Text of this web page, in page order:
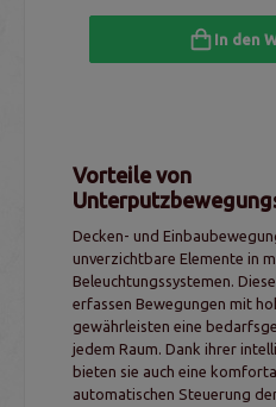
In den
Vorteile von
Decken- und
unverzichtbare Elemente in
Beleuchtungssystemen.
erfassen Bewegungen mit
gewährleisten eine
jedem Raum. Dank ihrer
bieten sie auch eine
automatischen Steuerung